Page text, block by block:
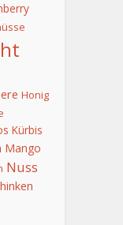
Honig
Kürbis
Mango
Nuss